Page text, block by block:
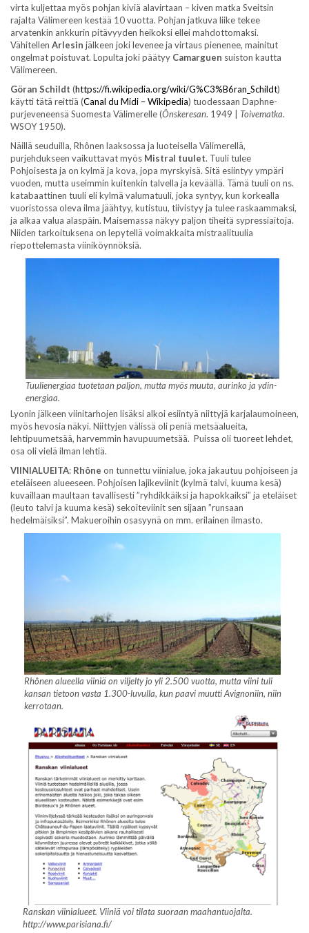
virta kuljettaa myös pohjan kiviä alavirtaan – kiven matka Sveitsin
rajalta Välimereen kestää 10 vuotta. Pohjan jatkuva liike tekee
arvatenkin ankkurin pitävyyden heikoksi ellei mahdottomaksi.
Vähitellen Arlesin jälkeen joki levenee ja virtaus pienenee, mainitut
ongelmat poistuvat. Lopulta joki päätyy Camarguen suiston kautta
Välimereen.
Göran Schildt (https://fi.wikipedia.org/wiki/G%C3%B6ran_Schildt)
käytti tätä reittiä (Canal du Midi – Wikipedia) tuodessaan Daphne-
purjeveneensä Suomesta Välimerelle (Önskeresan. 1949 | Toivematka.
WSOY 1950).
Näillä seuduilla, Rhônen laaksossa ja luoteisella Välimerellä,
purjehdukseen vaikuttavat myös Mistral tuulet. Tuuli tulee
Pohjoisesta ja on kylmä ja kova, jopa myrskyisä. Sitä esiintyy ympäri
vuoden, mutta useimmin kuitenkin talvella ja keväällä. Tämä tuuli on ns.
katabaattinen tuuli eli kylmä valumatuuli, joka syntyy, kun korkealla
vuoristossa oleva ilma jäähtyy, kutistuu, tiivistyy ja tulee raskaammaksi,
ja alkaa valua alaspäin. Maisemassa näkyy paljon tiheitä sypressiaitoja.
Niiden tarkoituksena on lepytellä voimakkaita mistraalituulia
riepottelemasta viiniköynnöksiä.
Tuulienergiaa tuotetaan paljon, mutta myös muuta, aurinko ja ydin-
energiaa.
Lyonin jälkeen viinitarhojen lisäksi alkoi esiintyä niittyjä karjalaumoineen,
myös hevosia näkyi. Niittyjen välissä oli peniä metsäalueita,
lehtipuumetsää, harvemmin havupuumetsää. Puissa oli tuoreet lehdet,
osa oli vielä ilman lehtiä.
VIINIALUEITA: Rhône on tunnettu viinialue, joka jakautuu pohjoiseen ja
eteläiseen alueeseen. Pohjoisen lajikeviinit (kylmä talvi, kuuma kesä)
kuvaillaan maultaan tavallisesti ”ryhdikkäiksi ja hapokkaiksi” ja eteläiset
(leuto talvi ja kuuma kesä) sekoiteviinit sen sijaan ”runsaan
hedelmäisiksi”. Makueroihin osasyynä on mm. erilainen ilmasto.
Rhônen alueella viiniä on viljelty jo yli 2.500 vuotta, mutta viini tuli
kansan tietoon vasta 1.300-luvulla, kun paavi muutti Avignoniin, niin
kerrotaan.
Ranskan viinialueet. Viiniä voi tilata suoraan maahantuojalta.
http://www.parisiana.fi/